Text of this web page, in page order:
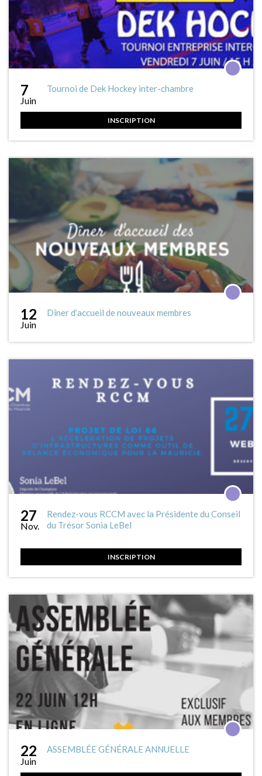
7
Juin
Tournoi de Dek Hockey inter-chambre
INSCRIPTION
12
Juin
Dîner d’accueil de nouveaux membres
27
Nov.
Rendez-vous RCCM avec la Présidente du Conseil
du Trésor Sonia LeBel
INSCRIPTION
22
Juin
ASSEMBLÉE GÉNÉRALE ANNUELLE